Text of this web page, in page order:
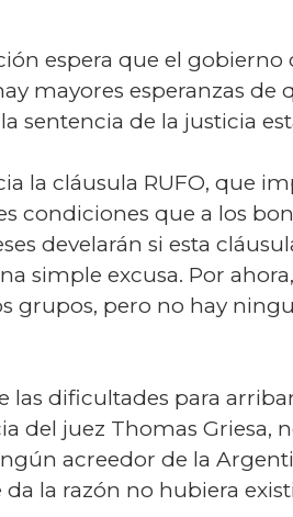
espera que el gobierno
mayores esperanzas de
sentencia de la justicia
la cláusula RUFO, que
condiciones que a los
develarán si esta
simple excusa. Por
grupos, pero no hay
dificultades para
del juez Thomas Griesa,
acreedor de la
la razón no hubiera